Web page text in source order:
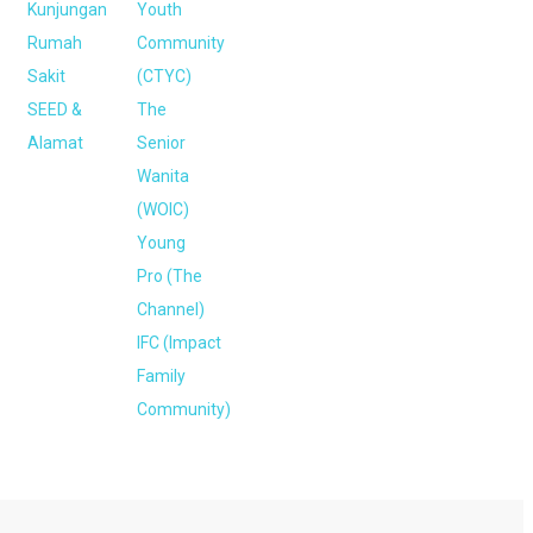
Kunjungan
Rumah
Sakit
SEED &
Alamat
Youth
Community
(CTYC)
The
Senior
Wanita
(WOIC)
Young
Pro (The
Channel)
IFC (Impact
Family
Community)